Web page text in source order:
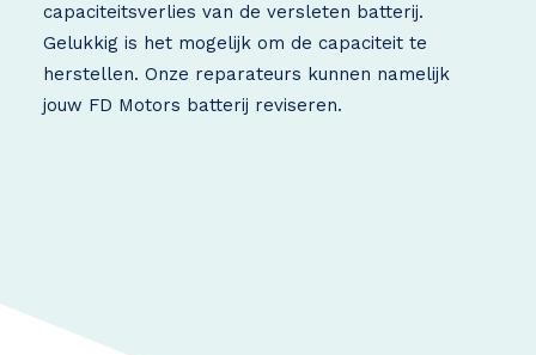
capaciteitsverlies van de versleten batterij.
Gelukkig is het mogelijk om de capaciteit te
herstellen. Onze reparateurs kunnen namelijk
jouw FD Motors batterij reviseren.